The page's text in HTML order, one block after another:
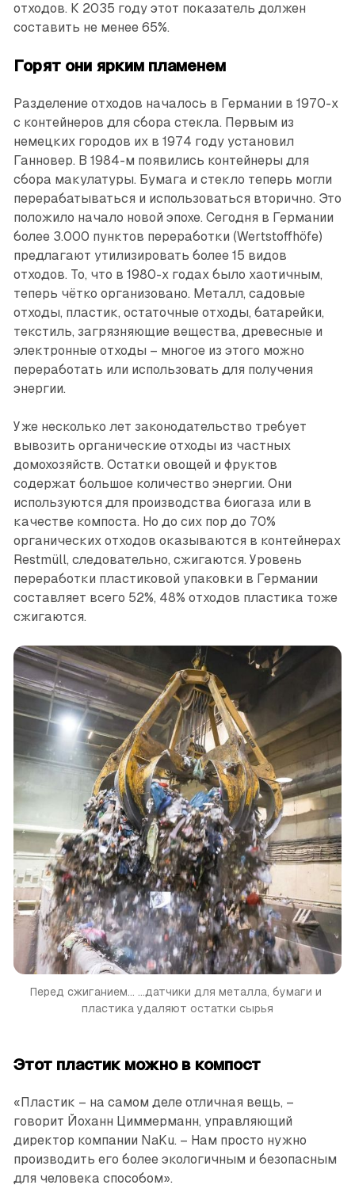
отходов. К 2035 году этот показатель должен
составить не менее 65%.
Горят они ярким пламенем
Разделение отходов началось в Германии в 1970-х
с контейнеров для сбора стекла. Первым из
немецких городов их в 1974 году установил
Ганновер. В 1984-м появились контейнеры для
сбора макулатуры. Бумага и стекло теперь могли
перерабатываться и использоваться вторично. Это
положило начало новой эпохе. Сегодня в Германии
более 3.000 пунктов переработки (Wertstoffhöfe)
предлагают утилизировать более 15 видов
отходов. То, что в 1980-х годах было хаотичным,
теперь чётко организовано. Металл, садовые
отходы, пластик, остаточные отходы, батарейки,
текстиль, загрязняющие вещества, древесные и
электронные отходы – многое из этого можно
переработать или использовать для получения
энергии.
Уже несколько лет законодательство требует
вывозить органические отходы из частных
домохозяйств. Остатки овощей и фруктов
содержат большое количество энергии. Они
используются для производства биогаза или в
качестве компоста. Но до сих пор до 70%
органических отходов оказываются в контейнерах
Restmüll, следовательно, сжигаются. Уровень
переработки пластиковой упаковки в Германии
составляет всего 52%, 48% отходов пластика тоже
сжигаются.
Перед сжиганием... ...датчики для металла, бумаги и
пластика удаляют остатки сырья
Этот пластик можно в компост
«Пластик – на самом деле отличная вещь, –
говорит Йоханн Циммерманн, управляющий
директор компании NaKu. – Нам просто нужно
производить его более экологичным и ­безопасным
для человека способом».